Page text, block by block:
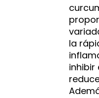
la
inhibir